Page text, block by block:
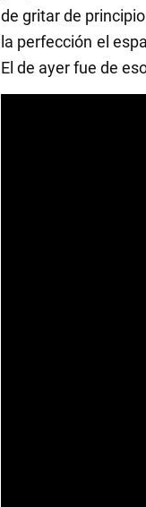
de gritar de
la perfección el
El de ayer fue de